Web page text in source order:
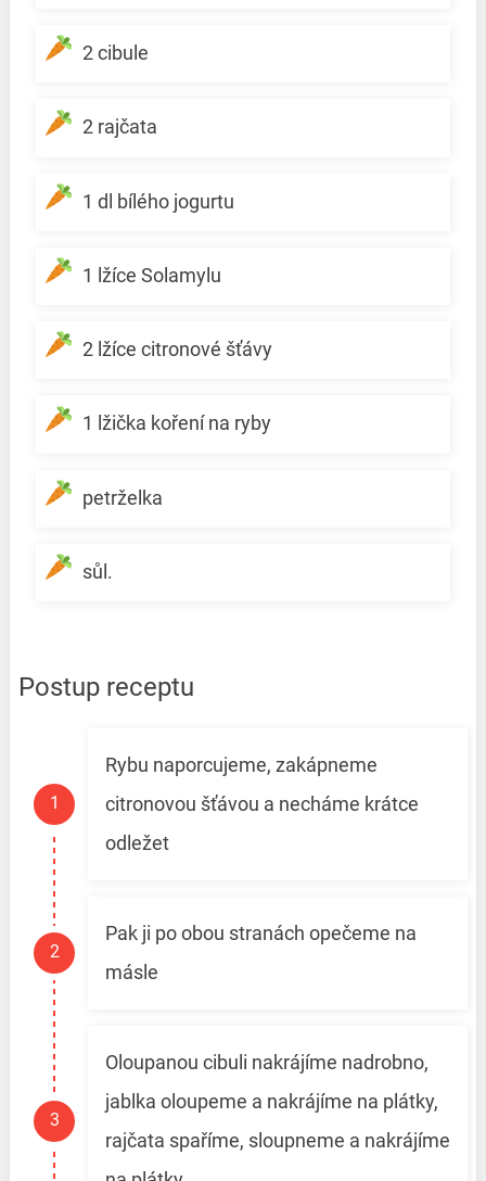
2 cibule
2 rajčata
1 dl bílého jogurtu
1 lžíce Solamylu
2 lžíce citronové šťávy
1 lžička koření na ryby
petrželka
sůl.
Postup receptu
Rybu naporcujeme, zakápneme
citronovou šťávou a necháme krátce
odležet
Pak ji po obou stranách opečeme na
másle
Oloupanou cibuli nakrájíme nadrobno,
jablka oloupeme a nakrájíme na plátky,
rajčata spaříme, sloupneme a nakrájíme